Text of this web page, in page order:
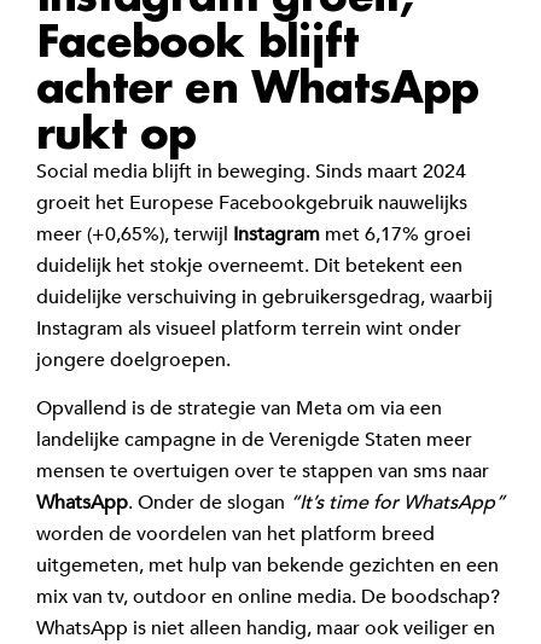
Facebook blijft
achter en WhatsApp
rukt op
Social media blijft in beweging. Sinds maart 2024
groeit het Europese Facebookgebruik nauwelijks
meer (+0,65%), terwijl Instagram met 6,17% groei
duidelijk het stokje overneemt. Dit betekent een
duidelijke verschuiving in gebruikersgedrag, waarbij
Instagram als visueel platform terrein wint onder
jongere doelgroepen.
Opvallend is de strategie van Meta om via een
landelijke campagne in de Verenigde Staten meer
mensen te overtuigen over te stappen van sms naar
WhatsApp. Onder de slogan “It’s time for WhatsApp”
worden de voordelen van het platform breed
uitgemeten, met hulp van bekende gezichten en een
mix van tv, outdoor en online media. De boodschap?
WhatsApp is niet alleen handig, maar ook veiliger en